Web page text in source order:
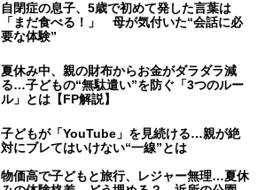
自閉症の息子、5歳で初めて発した言葉は
「まだ食べる！」 母が気付いた“会話に必
要な体験”
夏休み中、親の財布からお金がダラダラ減
る…子どもの“無駄遣い”を防ぐ「3つのルー
ル」とは【FP解説】
子どもが「YouTube」を見続ける…親が絶
対にブレてはいけない“一線”とは
物価高で子どもと旅行、レジャー無理…夏休